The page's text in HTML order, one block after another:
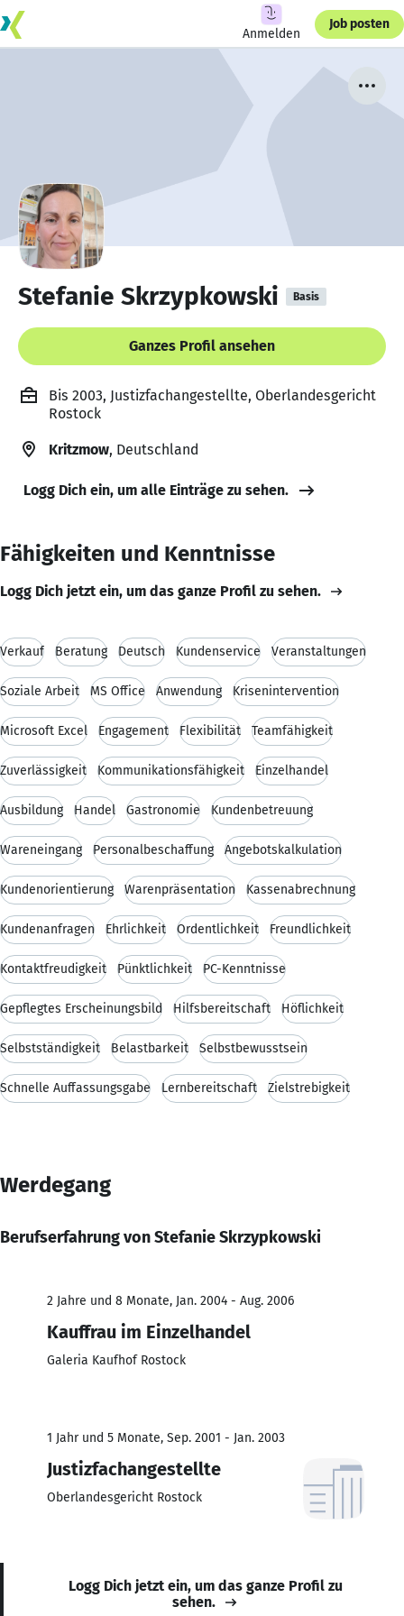
Anmelden
Job posten
Stefanie Skrzypkowski Basis
Ganzes Profil ansehen
Bis 2003, Justizfachangestellte, Oberlandesgericht
Rostock
Kritzmow, Deutschland
Logg Dich ein, um alle Einträge zu sehen.
Fähigkeiten und Kenntnisse
Logg Dich jetzt ein, um das ganze Profil zu sehen.
Verkauf Beratung Deutsch Kundenservice Veranstaltungen
Soziale Arbeit MS Office Anwendung Krisenintervention
Microsoft Excel Engagement Flexibilität Teamfähigkeit
Zuverlässigkeit Kommunikationsfähigkeit Einzelhandel
Ausbildung Handel Gastronomie Kundenbetreuung
Wareneingang Personalbeschaffung Angebotskalkulation
Kundenorientierung Warenpräsentation Kassenabrechnung
Kundenanfragen Ehrlichkeit Ordentlichkeit Freundlichkeit
Kontaktfreudigkeit Pünktlichkeit PC-Kenntnisse
Gepflegtes Erscheinungsbild Hilfsbereitschaft Höflichkeit
Selbstständigkeit Belastbarkeit Selbstbewusstsein
Schnelle Auffassungsgabe Lernbereitschaft Zielstrebigkeit
Werdegang
Berufserfahrung von Stefanie Skrzypkowski
2 Jahre und 8 Monate, Jan. 2004 - Aug. 2006
Kauffrau im Einzelhandel
Galeria Kaufhof Rostock
1 Jahr und 5 Monate, Sep. 2001 - Jan. 2003
Justizfachangestellte
Oberlandesgericht Rostock
Logg Dich jetzt ein, um das ganze Profil zu
sehen.